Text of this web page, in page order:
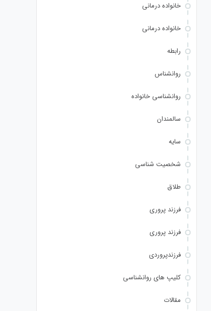
خانواده درمانی
خانواده درمانی
رابطه
روانشناس
روانشناسی خانواده
سالمندان
سایه
شخصیت شناسی
طلاق
فرزند پروری
فرزند پروری
فرزندپروردی
کلیپ های روانشناسی
مقالات